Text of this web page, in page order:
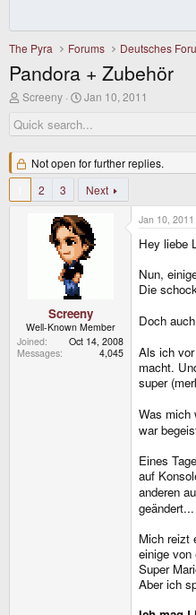
The Pyra Forums Deutsches
Pandora + Zubehör
T
r
e
d
s
a
Screeny
S
r
d
a
e
Jan 10, 2011
Not open for further replies.
2 3 Next
Screeny
Well-Known Member
Joined
Oct 14, 2008
Messages
4,045
Jan 10, 2011
Hey liebe
Nun,
Die
Doch
Als ich
macht.
super
Was mich
war
Eines
auf
anderen
Mich reizt
einige
Super
Aber ich